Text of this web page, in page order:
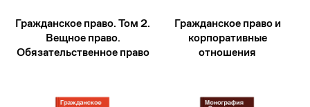
Гражданское право. Том 2.
Вещное право.
Обязательственное право
Гражданское право и
корпоративные
отношения